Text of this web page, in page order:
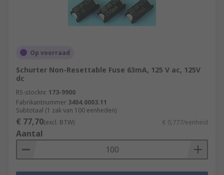
Op voorraad
Schurter Non-Resettable Fuse 63mA, 125 V ac, 125V
dc
RS-stocknr. 173-9900
Fabrikantnummer 3404.0003.11
Subtotaal (1 zak van 100 eenheden)
€ 77,70(excl. BTW) € 0,777/eenheid
Aantal